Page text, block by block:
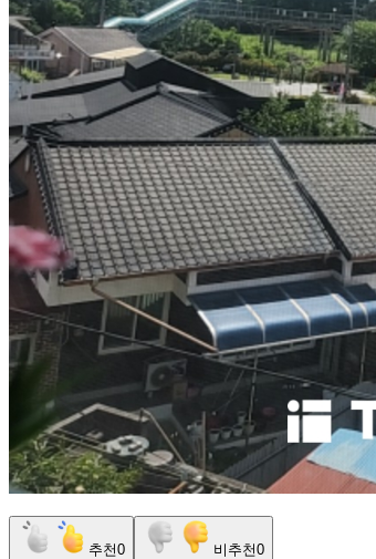
추천0 비추천0